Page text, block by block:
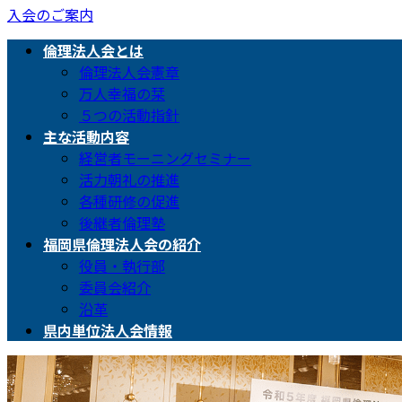
入会のご案内
倫理法人会とは
倫理法人会憲章
万人幸福の栞
５つの活動指針
主な活動内容
経営者モーニングセミナー
活力朝礼の推進
各種研修の促進
後継者倫理塾
福岡県倫理法人会の紹介
役員・執行部
委員会紹介
沿革
県内単位法人会情報